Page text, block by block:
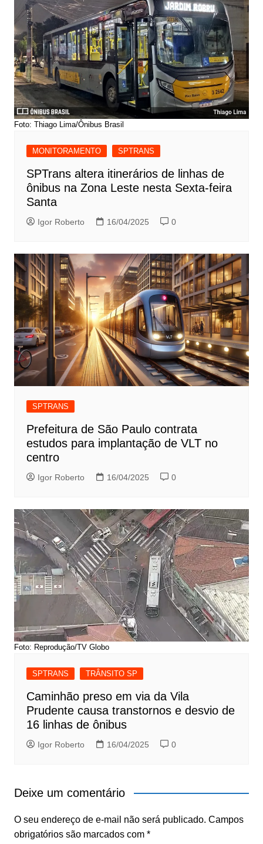
Foto: Thiago Lima/Ônibus Brasil
MONITORAMENTO SPTRANS
SPTrans altera itinerários de linhas de
ônibus na Zona Leste nesta Sexta-feira
Santa
Igor Roberto 16/04/2025 0
SPTRANS
Prefeitura de São Paulo contrata
estudos para implantação de VLT no
centro
Igor Roberto 16/04/2025 0
Foto: Reprodução/TV Globo
SPTRANS TRÂNSITO SP
Caminhão preso em via da Vila
Prudente causa transtornos e desvio de
16 linhas de ônibus
Igor Roberto 16/04/2025 0
Deixe um comentário
O seu endereço de e-mail não será publicado. Campos
obrigatórios são marcados com *